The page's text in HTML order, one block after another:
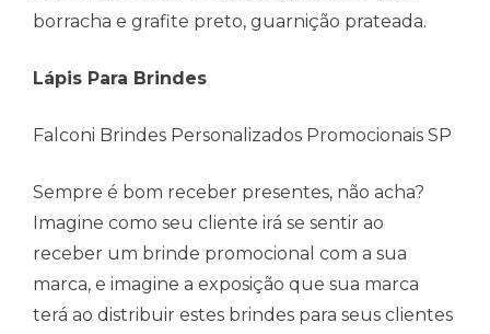
borracha e grafite preto, guarnição prateada.
Lápis Para Brindes
Falconi Brindes Personalizados Promocionais SP
Sempre é bom receber presentes, não acha?
Imagine como seu cliente irá se sentir ao
receber um brinde promocional com a sua
marca, e imagine a exposição que sua marca
terá ao distribuir estes brindes para seus clientes